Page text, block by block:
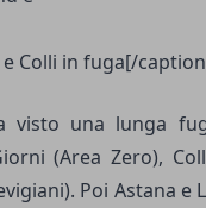
Colli in fuga[/
visto una lunga
(Area Zero),
Poi Astana e